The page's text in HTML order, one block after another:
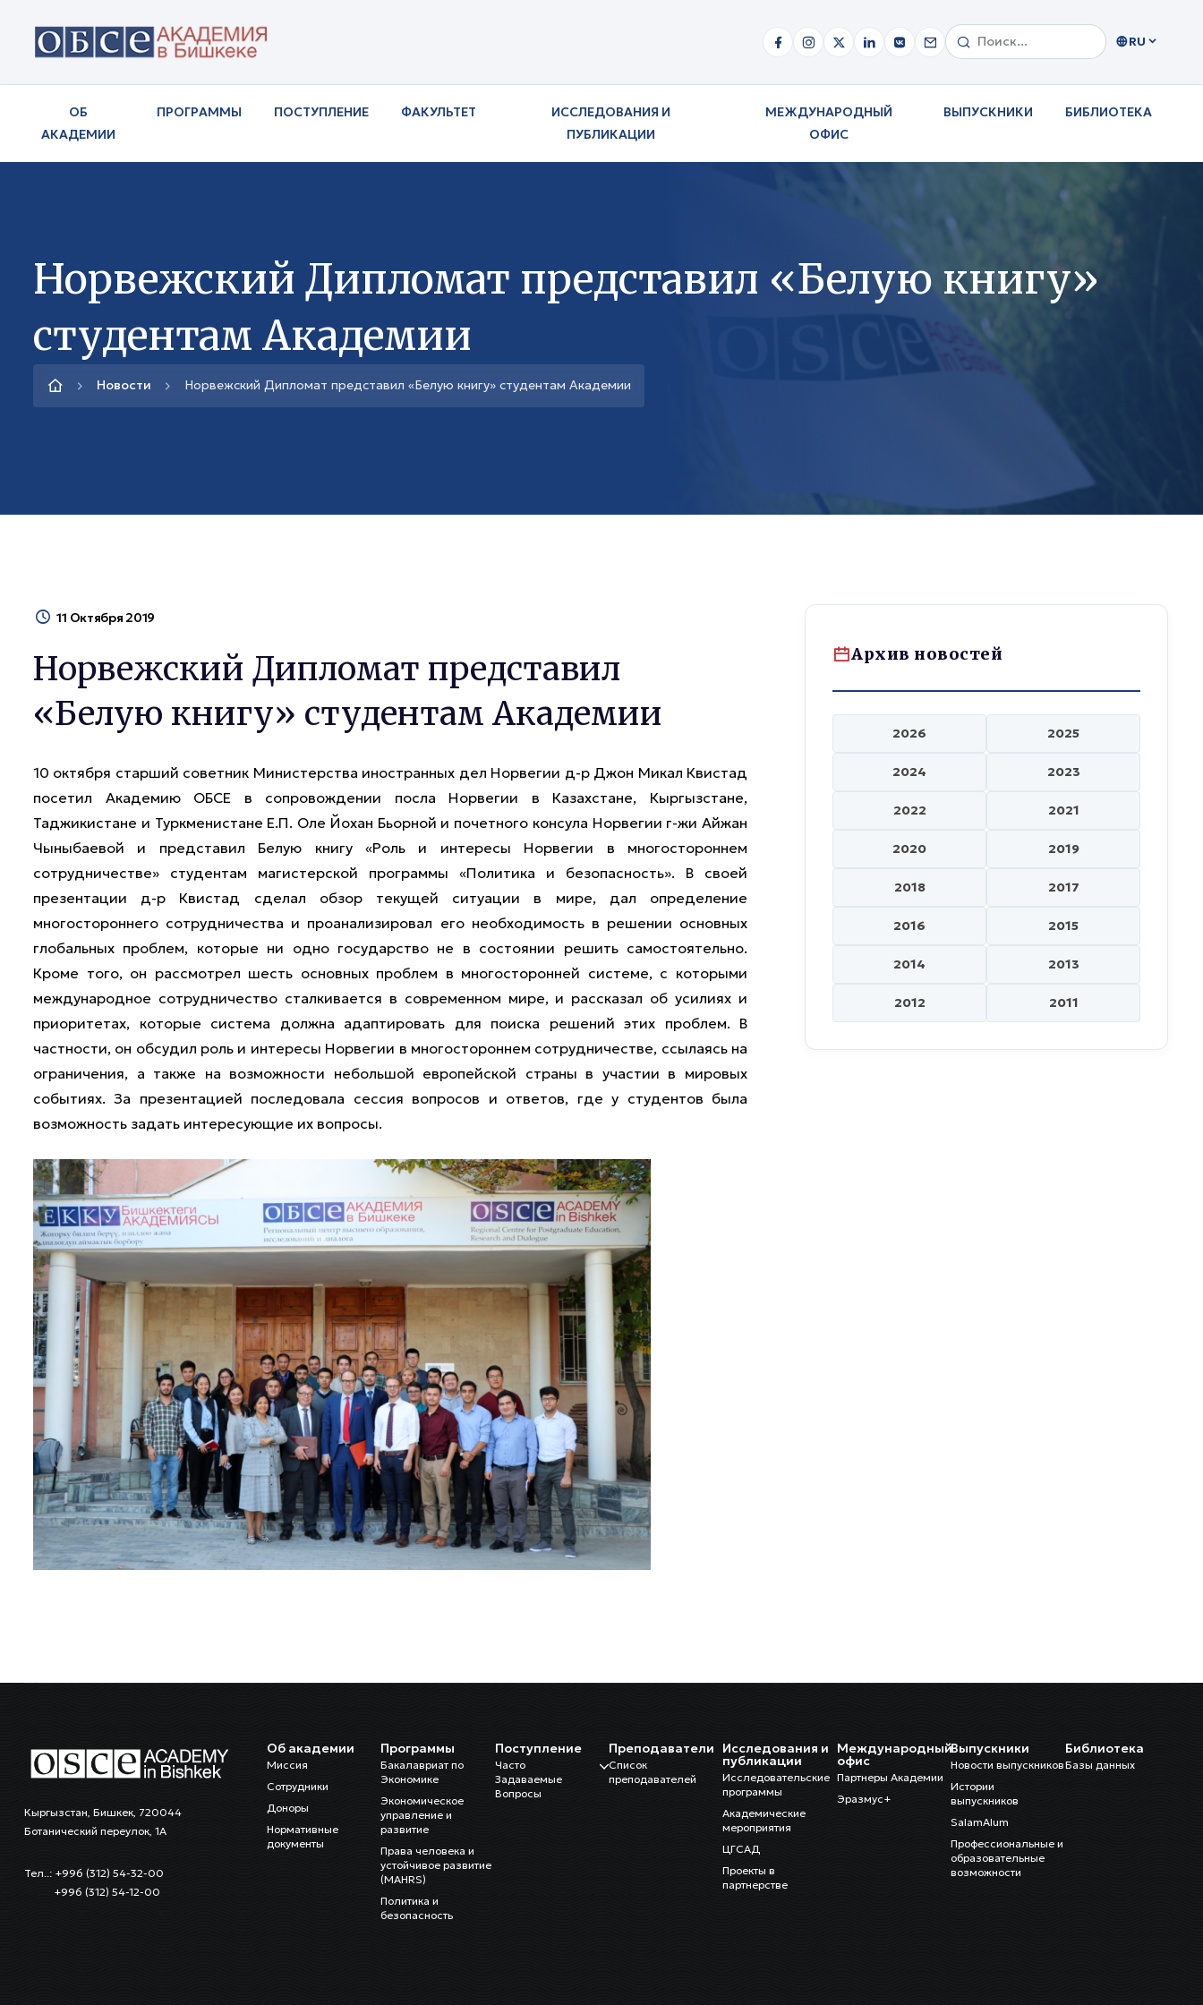
RU
ОБ
АКАДЕМИИ
ПРОГРАММЫ ПОСТУПЛЕНИЕ ФАКУЛЬТЕТ
ИССЛЕДОВАНИЯ И
ПУБЛИКАЦИИ
МЕЖДУНАРОДНЫЙ
ОФИС
ВЫПУСКНИКИ БИБЛИОТЕКА
Норвежский Дипломат представил «Белую книгу»
студентам Академии
Новости Норвежский Дипломат представил «Белую книгу» студентам Академии
11 Октября 2019
Норвежский Дипломат представил
«Белую книгу» студентам Академии
10 октября старший советник Министерства иностранных дел Норвегии д-р Джон Микал Квистад
посетил Академию ОБСЕ в сопровождении посла Норвегии в Казахстане, Кыргызстане,
Таджикистане и Туркменистане Е.П. Оле Йохан Бьорной и почетного консула Норвегии г-жи Айжан
Чыныбаевой и представил Белую книгу «Роль и интересы Норвегии в многостороннем
сотрудничестве» студентам магистерской программы «Политика и безопасность». В своей
презентации д-р Квистад сделал обзор текущей ситуации в мире, дал определение
многостороннего сотрудничества и проанализировал его необходимость в решении основных
глобальных проблем, которые ни одно государство не в состоянии решить самостоятельно.
Кроме того, он рассмотрел шесть основных проблем в многосторонней системе, с которыми
международное сотрудничество сталкивается в современном мире, и рассказал об усилиях и
приоритетах, которые система должна адаптировать для поиска решений этих проблем. В
частности, он обсудил роль и интересы Норвегии в многостороннем сотрудничестве, ссылаясь на
ограничения, а также на возможности небольшой европейской страны в участии в мировых
событиях. За презентацией последовала сессия вопросов и ответов, где у студентов была
возможность задать интересующие их вопросы.
Архив новостей
2026 2025
2024 2023
2022 2021
2020 2019
2018 2017
2016 2015
2014 2013
2012 2011
Кыргызстан, Бишкек, 720044
Ботанический переулок, 1А
Тел..: +996 (312) 54-32-00
+996 (312) 54-12-00
Об академии
Миссия
Сотрудники
Доноры
Нормативные
документы
Программы
Бакалавриат по
Экономике
Экономическое
управление и
развитие
Права человека и
устойчивое развитие
(MAHRS)
Политика и
безопасность
Поступление
Часто
Задаваемые
Вопросы
Преподаватели
Список
преподавателей
Исследования и
публикации
Исследовательские
программы
Академические
мероприятия
ЦГСАД
Проекты в
партнерстве
Международный
офис
Партнеры Академии
Эразмус+
Выпускники
Новости выпускников
Истории
выпускников
SalamAlum
Профессиональные и
образовательные
возможности
Библиотека
Базы данных